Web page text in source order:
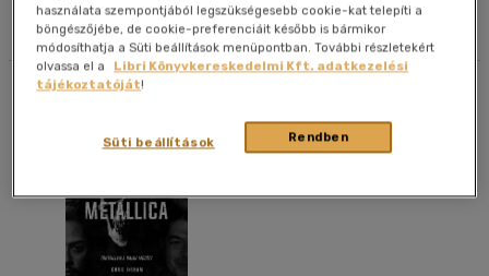
Szűrés Rendezés
Megjelenítés
20 db / oldal
Alkalmaz
használata szempontjából legszükségesebb cookie-kat telepíti a
böngészőjébe, de cookie-preferenciáit később is bármikor
módosíthatja a Süti beállítások menüpontban. További részletekért
olvassa el a
Libri Könyvkereskedelmi Kft. adatkezelési
tájékoztatóját!
Rendben
Süti beállítások